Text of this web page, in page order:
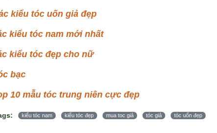
kiểu tóc uốn giả đẹp
kiểu tóc nam mới nhất
kiểu tóc đẹp cho nữ
bạc
10 mẫu tóc trung niên cực đẹp
kiểu tóc nam kiểu tóc đẹp mua toc giả tóc giả tóc uốn đẹp